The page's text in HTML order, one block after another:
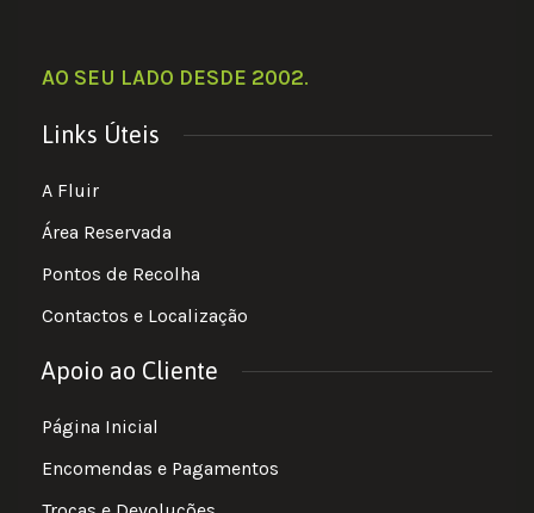
AO SEU LADO DESDE 2002.
Links Úteis
A Fluir
Área Reservada
Pontos de Recolha
Contactos e Localização
Apoio ao Cliente
Página Inicial
Encomendas e Pagamentos